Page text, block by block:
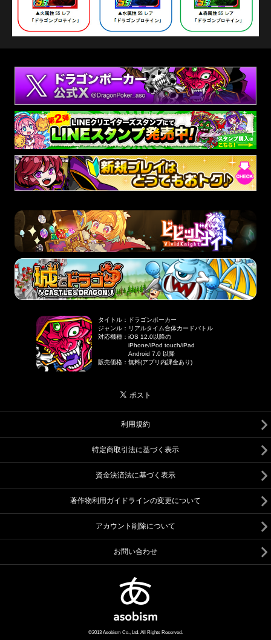
タイトル ：
ドラゴンポーカー
ジャンル ： リアルタイム合体カードバトル
対応機種 ：iOS 12.0以降の
iPhone/iPod touch/iPad
Android 7.0 以降
販売価格 ：無料(アプリ内課金あり)
利用規約
特定商取引法に基づく表示
資金決済法に基づく表示
著作物利用ガイドラインの変更について
アカウント削除について
お問い合わせ
©2013 Asobism Co., Ltd. All Rights Reserved.